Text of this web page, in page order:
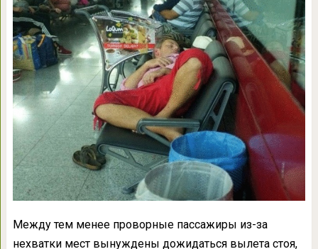
Между тем менее проворные пассажиры из-за
нехватки мест вынуждены дожидаться вылета стоя,